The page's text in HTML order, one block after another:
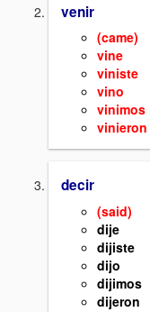
venir
(came)
vine
viniste
vino
vinimos
vinieron
decir
(said)
dije
dijiste
dijo
dijimos
dijeron